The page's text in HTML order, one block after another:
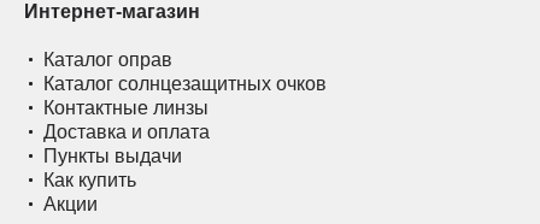
Интернет-магазин
Каталог оправ
Каталог солнцезащитных очков
Контактные линзы
Доставка и оплата
Пункты выдачи
Как купить
Акции